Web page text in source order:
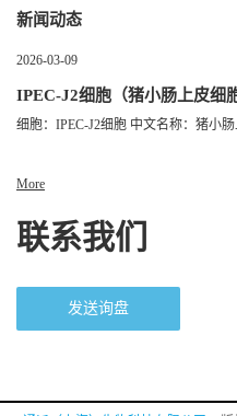
新闻动态
2026-03-09
IPEC-J2细胞（猪小肠上皮细
细胞：IPEC-J2细胞 中文名称：猪小
More
联系我们
发送询盘